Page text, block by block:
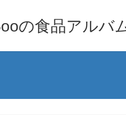
の食品アルバ